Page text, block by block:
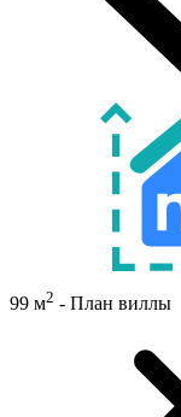
99 м2 - План виллы